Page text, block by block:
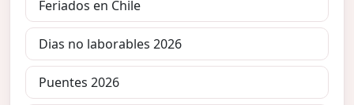
Feriados en Chile
Dias no laborables 2026
Puentes 2026